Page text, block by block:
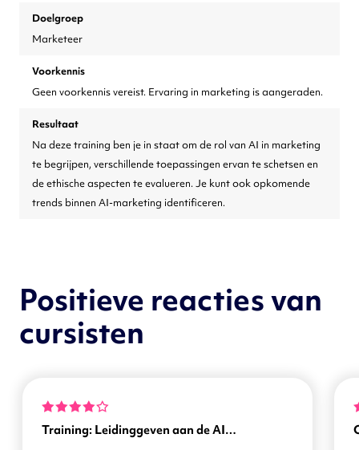
Doelgroep
Marketeer
Voorkennis
Geen voorkennis vereist. Ervaring in marketing is aangeraden.
Resultaat
Na deze training ben je in staat om de rol van AI in marketing
te begrijpen, verschillende toepassingen ervan te schetsen en
de ethische aspecten te evalueren. Je kunt ook opkomende
trends binnen AI-marketing identificeren.
Positieve reacties van
cursisten
Training: Leidinggeven aan de AI